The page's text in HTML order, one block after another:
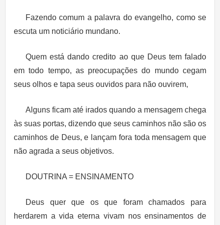
Fazendo comum a palavra do evangelho, como se
escuta um noticiário mundano.
Quem está dando credito ao que Deus tem falado
em todo tempo, as preocupações do mundo cegam
seus olhos e tapa seus ouvidos para não ouvirem,
Alguns ficam até irados quando a mensagem chega
às suas portas, dizendo que seus caminhos não são os
caminhos de Deus, e lançam fora toda mensagem que
não agrada a seus objetivos.
DOUTRINA = ENSINAMENTO
Deus quer que os que foram chamados para
herdarem a vida eterna vivam nos ensinamentos de